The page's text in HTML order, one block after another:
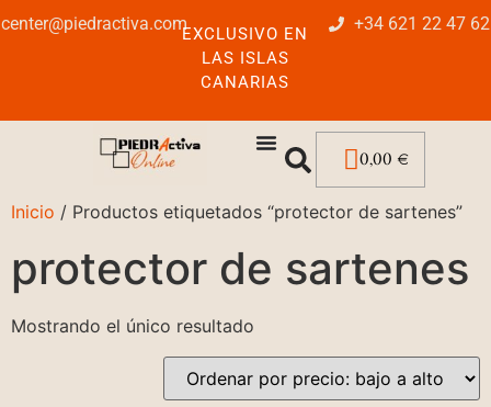
center@piedractiva.comEXCLUSIVO EN
LAS ISLAS
CANARIAS
+34 621 22 47 62
0,00 €
Inicio / Productos etiquetados “protector de sartenes”
protector de sartenes
Mostrando el único resultado